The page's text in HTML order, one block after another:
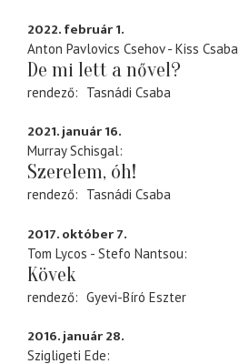
2022. február 1.
Anton Pavlovics Csehov - Kiss Csaba
De mi lett a nővel?
rendező Tasnádi Csaba
2021. január 16.
Murray Schisgal
Szerelem, óh!
rendező Tasnádi Csaba
2017. október 7.
Tom Lycos - Stefo Nantsou
Kövek
rendező Gyevi-Bíró Eszter
2016. január 28.
Szigligeti Ede